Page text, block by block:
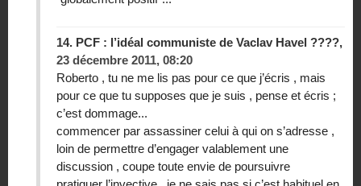
14. PCF : l’idéal communiste de Vaclav Havel ????,
23 décembre 2011, 08:20
Roberto , tu ne me lis pas pour ce que j’écris , mais
pour ce que tu supposes que je suis , pense et écris ;
c’est dommage...
commencer par assassiner celui à qui on s’adresse ,
loin de permettre d’engager valablement une
discussion , coupe toute envie de poursuivre